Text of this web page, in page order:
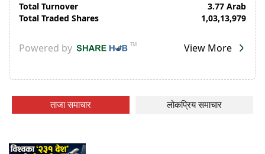
ताजा समाचार लोकप्रिय समाचार